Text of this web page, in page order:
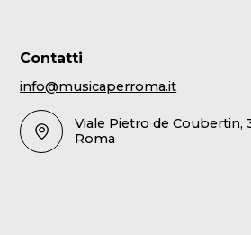
Contatti
info@musicaperroma.it
Viale Pietro de Coubertin,
Roma